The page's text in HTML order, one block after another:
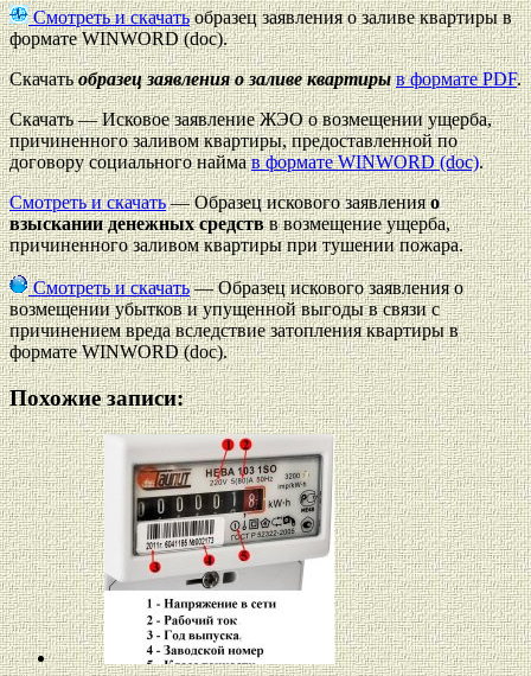
Смотреть и скачатьобразец заявления о заливе квартиры в
формате WINWORD (doc).
Скачатьобразец заявления о заливе квартиры в формате PDF.
Скачать — Исковое заявление ЖЭО о возмещении ущерба,
причиненного заливом квартиры, предоставленной по
договору социального наймав формате WINWORD (doc).
Смотреть и скачать— Образец искового заявленияо
взыскании денежных средствв возмещение ущерба,
причиненного заливом квартиры при тушении пожара.
Смотреть и скачать— Образец искового заявления о
возмещении убытков и упущенной выгоды в связи с
причинением вреда вследствие затопления квартиры в
формате WINWORD (doc).
Похожие записи: